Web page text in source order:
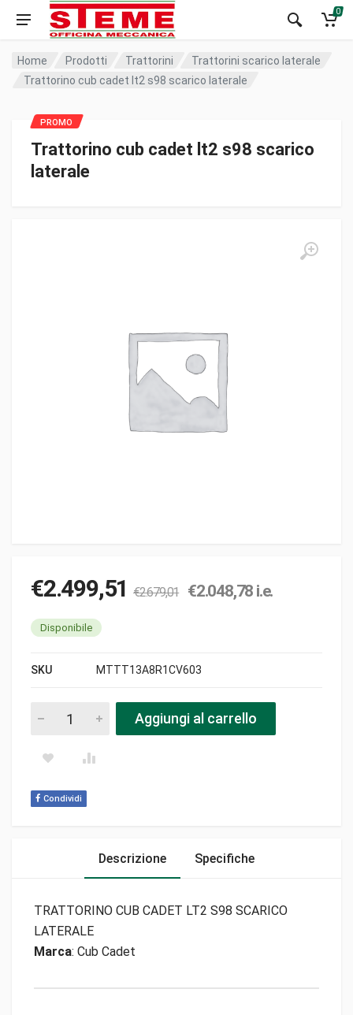
0
Home Prodotti Trattorini
Trattorini scarico laterale
Trattorino cub cadet lt2 s98 scarico laterale
Trattorino cub cadet lt2 s98 scarico
laterale
€2.499,51 €2.679,01 €2.048,78 i.e.
Disponibile
SKU MTTT13A8R1CV603
Trattorino cub cadet lt2 s98 scarico laterale pezzi
Aggiungi al carrello
Condividi
Descrizione Specifiche
TRATTORINO CUB CADET LT2 S98 SCARICO
LATERALE
Marca: Cub Cadet